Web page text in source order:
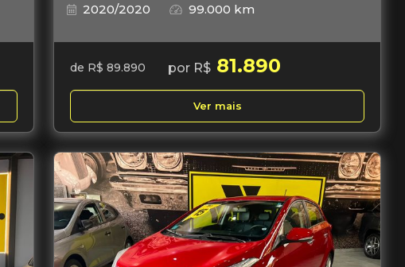
2020/2020
99.000 km
de R$ 89.890 por R$ 81.890
Ver mais